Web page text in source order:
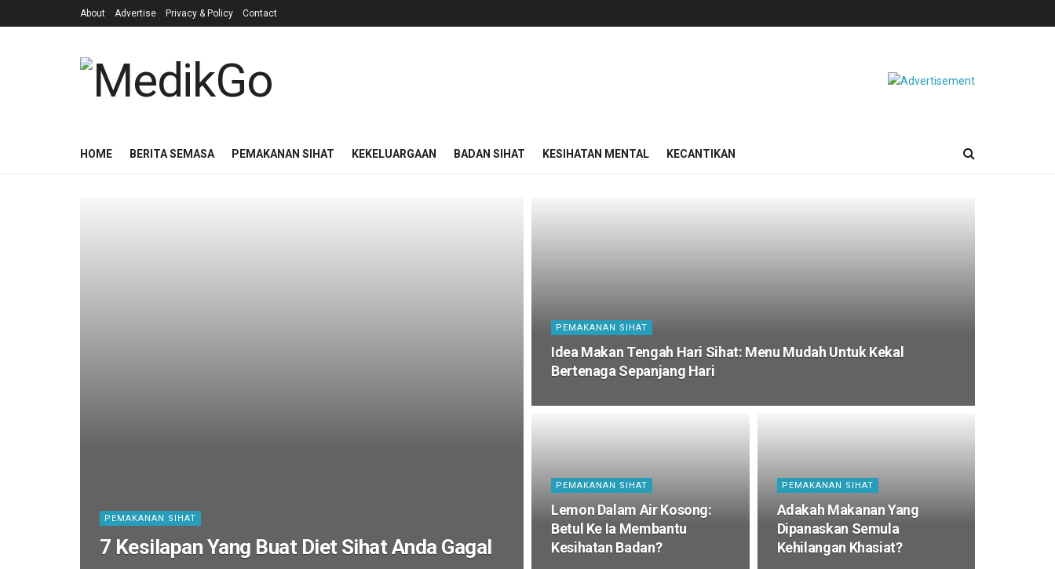
About Advertise Privacy & Policy Contact
HOME BERITA SEMASA PEMAKANAN SIHAT KEKELUARGAAN BADAN SIHAT KESIHATAN MENTAL KECANTIKAN
PEMAKANAN SIHAT
7 Kesilapan Yang Buat Diet Sihat Anda Gagal
PEMAKANAN SIHAT
Idea Makan Tengah Hari Sihat: Menu Mudah Untuk Kekal
Bertenaga Sepanjang Hari
PEMAKANAN SIHAT
Lemon Dalam Air Kosong:
Betul Ke Ia Membantu
Kesihatan Badan?
PEMAKANAN SIHAT
Adakah Makanan Yang
Dipanaskan Semula
Kehilangan Khasiat?